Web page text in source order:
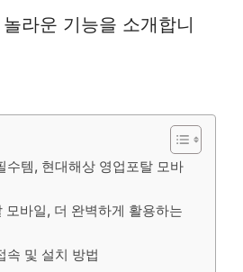
라운 기능을 소개합니
수템, 현대해상 영업포탈 모바
모바일, 더 완벽하게 활용하는
속 및 설치 방법